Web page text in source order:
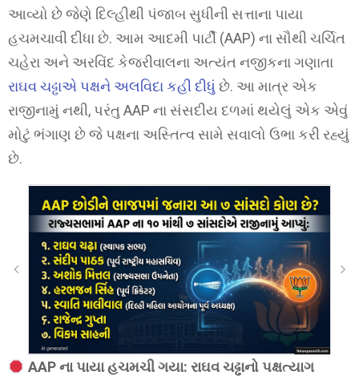
આવ્યો છે જેણે દિલ્હીથી પંજાબ સુધીની સત્તાના પાયા
હચમચાવી દીધા છે. આમ આદમી પાર્ટી (AAP) ના સૌથી ચર્ચિત
ચહેરા અને અરવિંદ કેજરીવાલના અત્યંત નજીકના ગણાતા
રાઘવ ચઢ્ઢાએ પક્ષને અલવિદા કહી દીધું છે. આ માત્ર એક
રાજીનામું નથી, પરંતુ AAP ના સંસદીય દળમાં થયેલું એક એવું
મોટું ભંગાણ છે જે પક્ષના અસ્તિત્વ સામે સવાલો ઉભા કરી રહ્યું
છે.
AAP ના પાયા હચમચી ગયા: રાઘવ ચઢ્ઢાનો પક્ષત્યાગ